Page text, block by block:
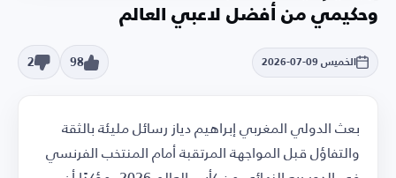
وحكيمي من أفضل لاعبي العالم
الخميس 09-07-2026 98
2
بعث الدولي المغربي إبراهيم دياز رسائل مليئة بالثقة
والتفاؤل قبل المواجهة المرتقبة أمام المنتخب الفرنسي